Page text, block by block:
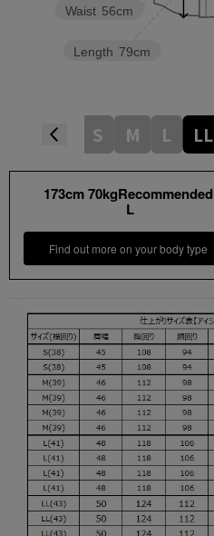
Length 79cm
Waist 56cm
S M L LL
173cm 70kgRecommended
L
Find out more on your body type